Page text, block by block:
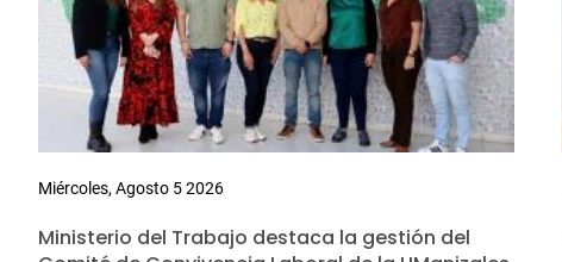
Miércoles, Agosto 5 2026
Ministerio del Trabajo destaca la gestión del